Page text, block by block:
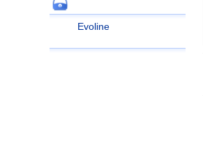
Evoline